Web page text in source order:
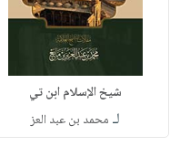
شيخ الإسلام ابن تي
لـ محمد بن عبد العز